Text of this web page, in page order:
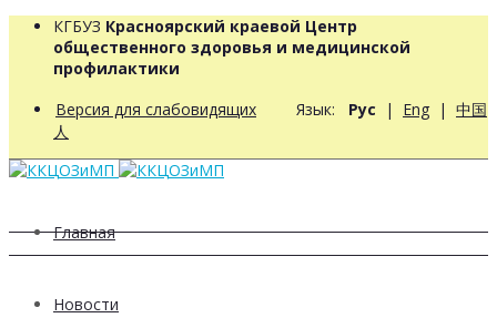
КГБУЗ Красноярский краевой Центр
общественного здоровья и медицинской
профилактики
Версия для слабовидящих Язык: Рус | Eng | 中国
人
Главная
Новости